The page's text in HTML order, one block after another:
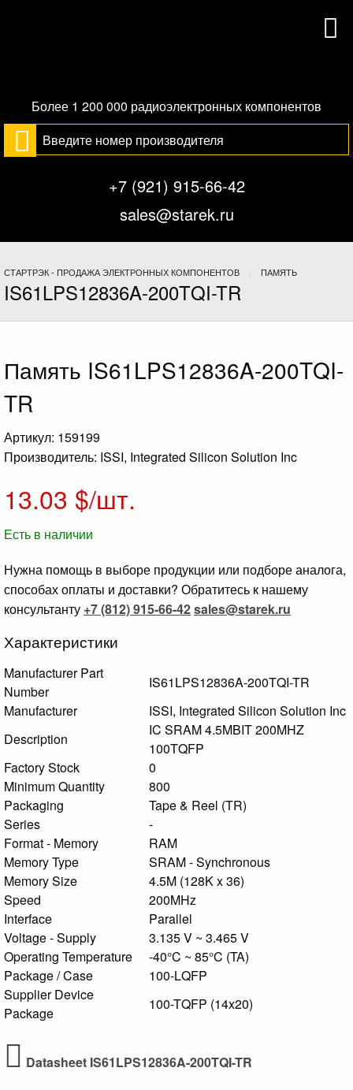
Более 1 200 000 радиоэлектронных компонентов
+7 (921) 915-66-42
sales@starek.ru
СТАРТРЭК - ПРОДАЖА ЭЛЕКТРОННЫХ КОМПОНЕНТОВ ПАМЯТЬ
IS61LPS12836A-200TQI-TR
Память IS61LPS12836A-200TQI-
TR
Артикул: 159199
Производитель: ISSI, Integrated Silicon Solution Inc
13.03 $/шт.
Есть в наличии
Нужна помощь в выборе продукции или подборе аналога,
способах оплаты и доставки? Обратитесь к нашему
консультанту +7 (812) 915-66-42sales@starek.ru
Характеристики
Manufacturer Part
Number
IS61LPS12836A-200TQI-TR
Manufacturer
ISSI, Integrated Silicon Solution Inc
Description
IC SRAM 4.5MBIT 200MHZ
100TQFP
Factory Stock
0
Minimum Quantity
800
Packaging
Tape & Reel (TR)
Series
-
Format - Memory
RAM
Memory Type
SRAM - Synchronous
Memory Size
4.5M (128K x 36)
Speed
200MHz
Interface
Parallel
Voltage - Supply
3.135 V ~ 3.465 V
Operating Temperature
-40°C ~ 85°C (TA)
Package / Case
100-LQFP
Supplier Device
Package
100-TQFP (14x20)
Datasheet IS61LPS12836A-200TQI-TR